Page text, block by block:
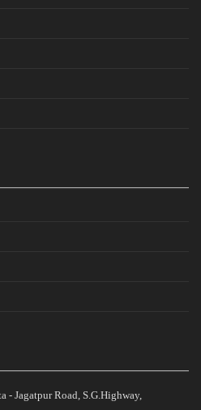
- Jagatpur Road, S.G.Highway,